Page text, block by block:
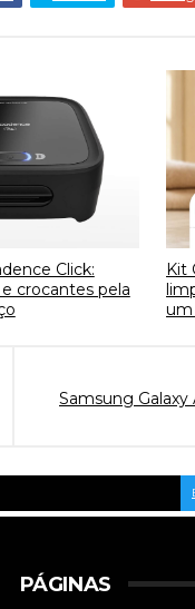
Click:
crocantes pela
Kit
um
Samsung
PÁGINAS